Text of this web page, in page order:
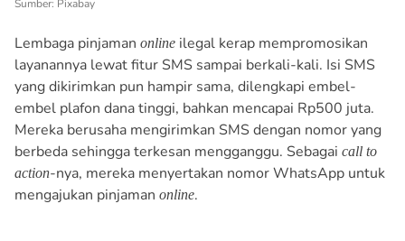
Sumber: Pixabay
Lembaga pinjaman online ilegal kerap mempromosikan
layanannya lewat fitur SMS sampai berkali-kali. Isi SMS
yang dikirimkan pun hampir sama, dilengkapi embel-
embel plafon dana tinggi, bahkan mencapai Rp500 juta.
Mereka berusaha mengirimkan SMS dengan nomor yang
berbeda sehingga terkesan mengganggu. Sebagai call to
action-nya, mereka menyertakan nomor WhatsApp untuk
mengajukan pinjaman online.